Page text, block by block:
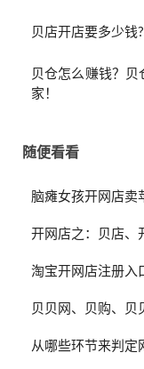
贝店开店要多少钱
贝仓怎么赚钱？
家！
随便看看
脑瘫女孩开网店卖
开网店之：贝店、
淘宝开网店注册入
贝贝网、贝购、贝
从哪些环节来判定